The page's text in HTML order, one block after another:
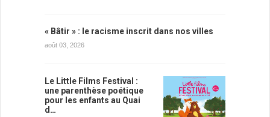
« Bâtir » : le racisme inscrit dans nos villes
août 03, 2026
Le Little Films Festival :
une parenthèse poétique
pour les enfants au Quai
d…